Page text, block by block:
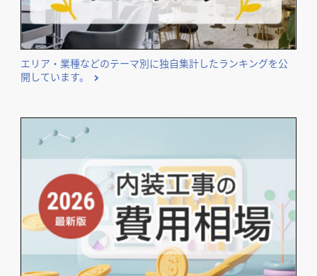
エリア・業種などのテーマ別に独自集計したランキングを公
開しています。